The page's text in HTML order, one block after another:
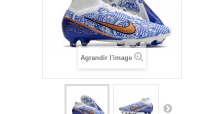
Agrandir l'image